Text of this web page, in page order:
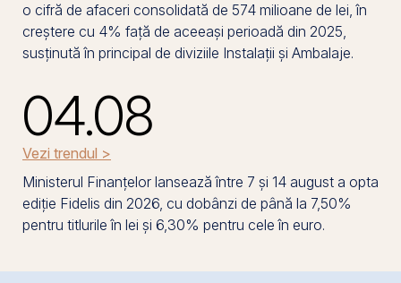
o cifră de afaceri consolidată de 574 milioane de lei, în
creștere cu 4% față de aceeași perioadă din 2025,
susținută în principal de diviziile Instalații și Ambalaje.
04.08
Vezi trendul >
Ministerul Finanțelor lansează între 7 și 14 august a opta
ediție Fidelis din 2026, cu dobânzi de până la 7,50%
pentru titlurile în lei și 6,30% pentru cele în euro.